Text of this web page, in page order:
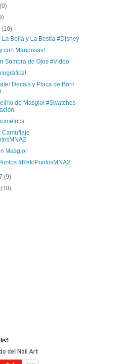
(9)
(10)
La Bella y La Bestia #Disney
con Mariposas!
Sombra de Ojos #Video
Decals y Placa de Born
de Masglo! #Swatches
Camuflaje
Masglo!
#RetoPuntosMNA2
(9)
(10)